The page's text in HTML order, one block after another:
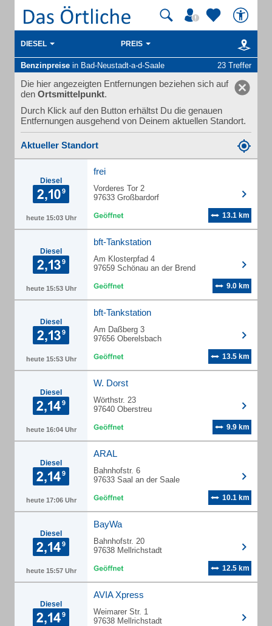
DIESEL PREIS
Benzinpreise in Bad-Neustadt-a-d-Saale 23 Treffer
Die hier angezeigten Entfernungen beziehen sich auf
den Ortsmittelpunkt.
Durch Klick auf den Button erhältst Du die genauen
Entfernungen ausgehend von Deinem aktuellen Standort.
Aktueller Standort
Diesel
heute 15:03 Uhr
frei
Vorderes Tor 2
97633 Großbardorf
13.1 km
Diesel
heute 15:53 Uhr
bft-Tankstation
Am Klosterpfad 4
97659 Schönau an der Brend
9.0 km
Diesel
heute 15:53 Uhr
bft-Tankstation
Am Daßberg 3
97656 Oberelsbach
13.5 km
Diesel
heute 16:04 Uhr
W. Dorst
Wörthstr. 23
97640 Oberstreu
9.9 km
Diesel
heute 17:06 Uhr
ARAL
Bahnhofstr. 6
97633 Saal an der Saale
10.1 km
Diesel
heute 15:57 Uhr
BayWa
Bahnhofstr. 20
97638 Mellrichstadt
12.5 km
Diesel
AVIA Xpress
Weimarer Str. 1
97638 Mellrichstadt